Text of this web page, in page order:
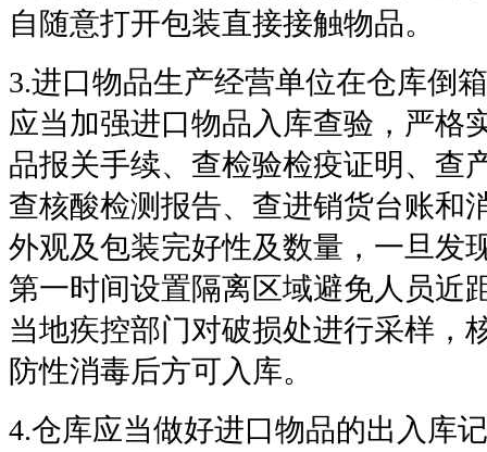
自随意打开包装直接接触物品。
3.进口物品生产经营单位在仓库倒
应当加强进口物品入库查验，严格
品报关手续、查检验检疫证明、查
查核酸检测报告、查进销货台账和
外观及包装完好性及数量，一旦发
第一时间设置隔离区域避免人员近
当地疾控部门对破损处进行采样，
防性消毒后方可入库。
4.仓库应当做好进口物品的出入库